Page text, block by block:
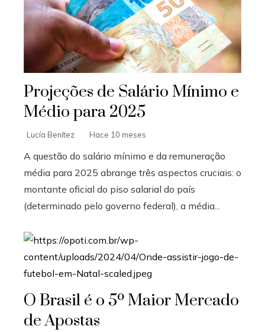
Projeções de Salário Mínimo e
Médio para 2025
Lucía Benítez Hace 10 meses
A questão do salário mínimo e da remuneração
média para 2025 abrange três aspectos cruciais: o
montante oficial do piso salarial do país
(determinado pelo governo federal), a média...
O Brasil é o 5º Maior Mercado
de Apostas